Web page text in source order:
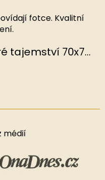
fotce. Kvalitní
Hedvábný šátek Modré tajemství 70x70 cm v dárkovém balení, HEDVÁBNÝ SVĚT
médií